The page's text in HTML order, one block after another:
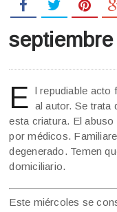
E l repudiable acto
al autor. Se trata
esta criatura. El
por médicos.
degenerado. Temen
domiciliario.
Este miércoles se